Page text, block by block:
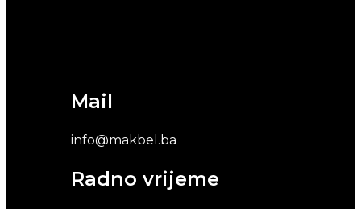
Mail
info@makbel.ba
Radno vrijeme